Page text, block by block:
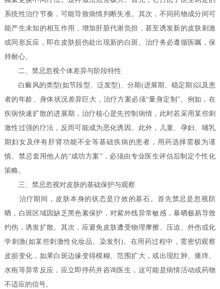
系统性治疗节奏，可能导致病情判断失准。其次，不同药物成分间可
能产生未知的相互作用，增加肝脏代谢负担，甚至诱发新的皮肤刺激
或同形反应，即在皮肤损伤处出现新的白斑。治疗务必遵循医嘱，保
持耐心。
二、禁忌忽视个体差异与阶段特性
白癜风的类型(如节段型、泛发型)、分期(进展期、稳定期)以及患
者的年龄、身体状况差异巨大，治疗方案必须“量身定制”。例如，在
疾病快速扩散的进展期，治疗核心是先控制病情，此时若采用某些刺
激性过强的疗法，反而可能成为恶化诱因。此外，儿童、孕妇、哺乳
期妇女及伴有肝肾功能不全等基础疾病的患者，用药选择需极为谨
慎。禁忌套用他人的“成功方案”，必须由专业医生评估后制定个性化
策略。
三、禁忌忽视对皮肤的基础保护与观察
治疗期间，皮肤本身的状态是疗效的基石。首先禁忌是忽视防
晒，白斑区域因缺乏黑色素保护，对紫外线异常敏感，暴晒极易导致
灼伤，诱发扩散。其次，应避免皮肤遭受物理摩擦、压迫、外伤或化
学刺激(如某些刺激性化妆品、染发剂)。在用药过程中，需密切观察
皮损变化，如果白斑边缘变得模糊、范围扩大，或出现红肿、瘙痒、
水疱等异常反应，应立即停药并咨询医生，这可能是病情活动或药物
不适应的信号。